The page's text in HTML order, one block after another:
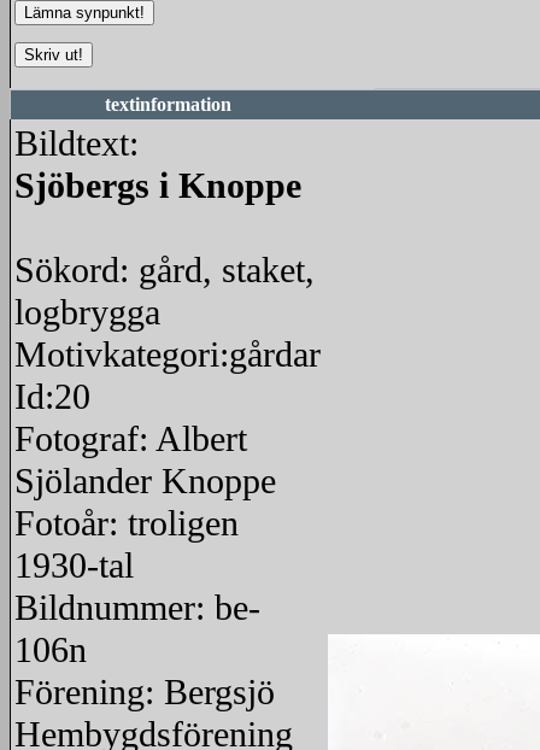
textinformation
Bildtext:
Sjöbergs i Knoppe
Sökord: gård, staket,
logbrygga
Motivkategori:gårdar
Id:20
Fotograf: Albert
Sjölander Knoppe
Fotoår: troligen
1930-tal
Bildnummer: be-
106n
Förening: Bergsjö
Hembygdsförening